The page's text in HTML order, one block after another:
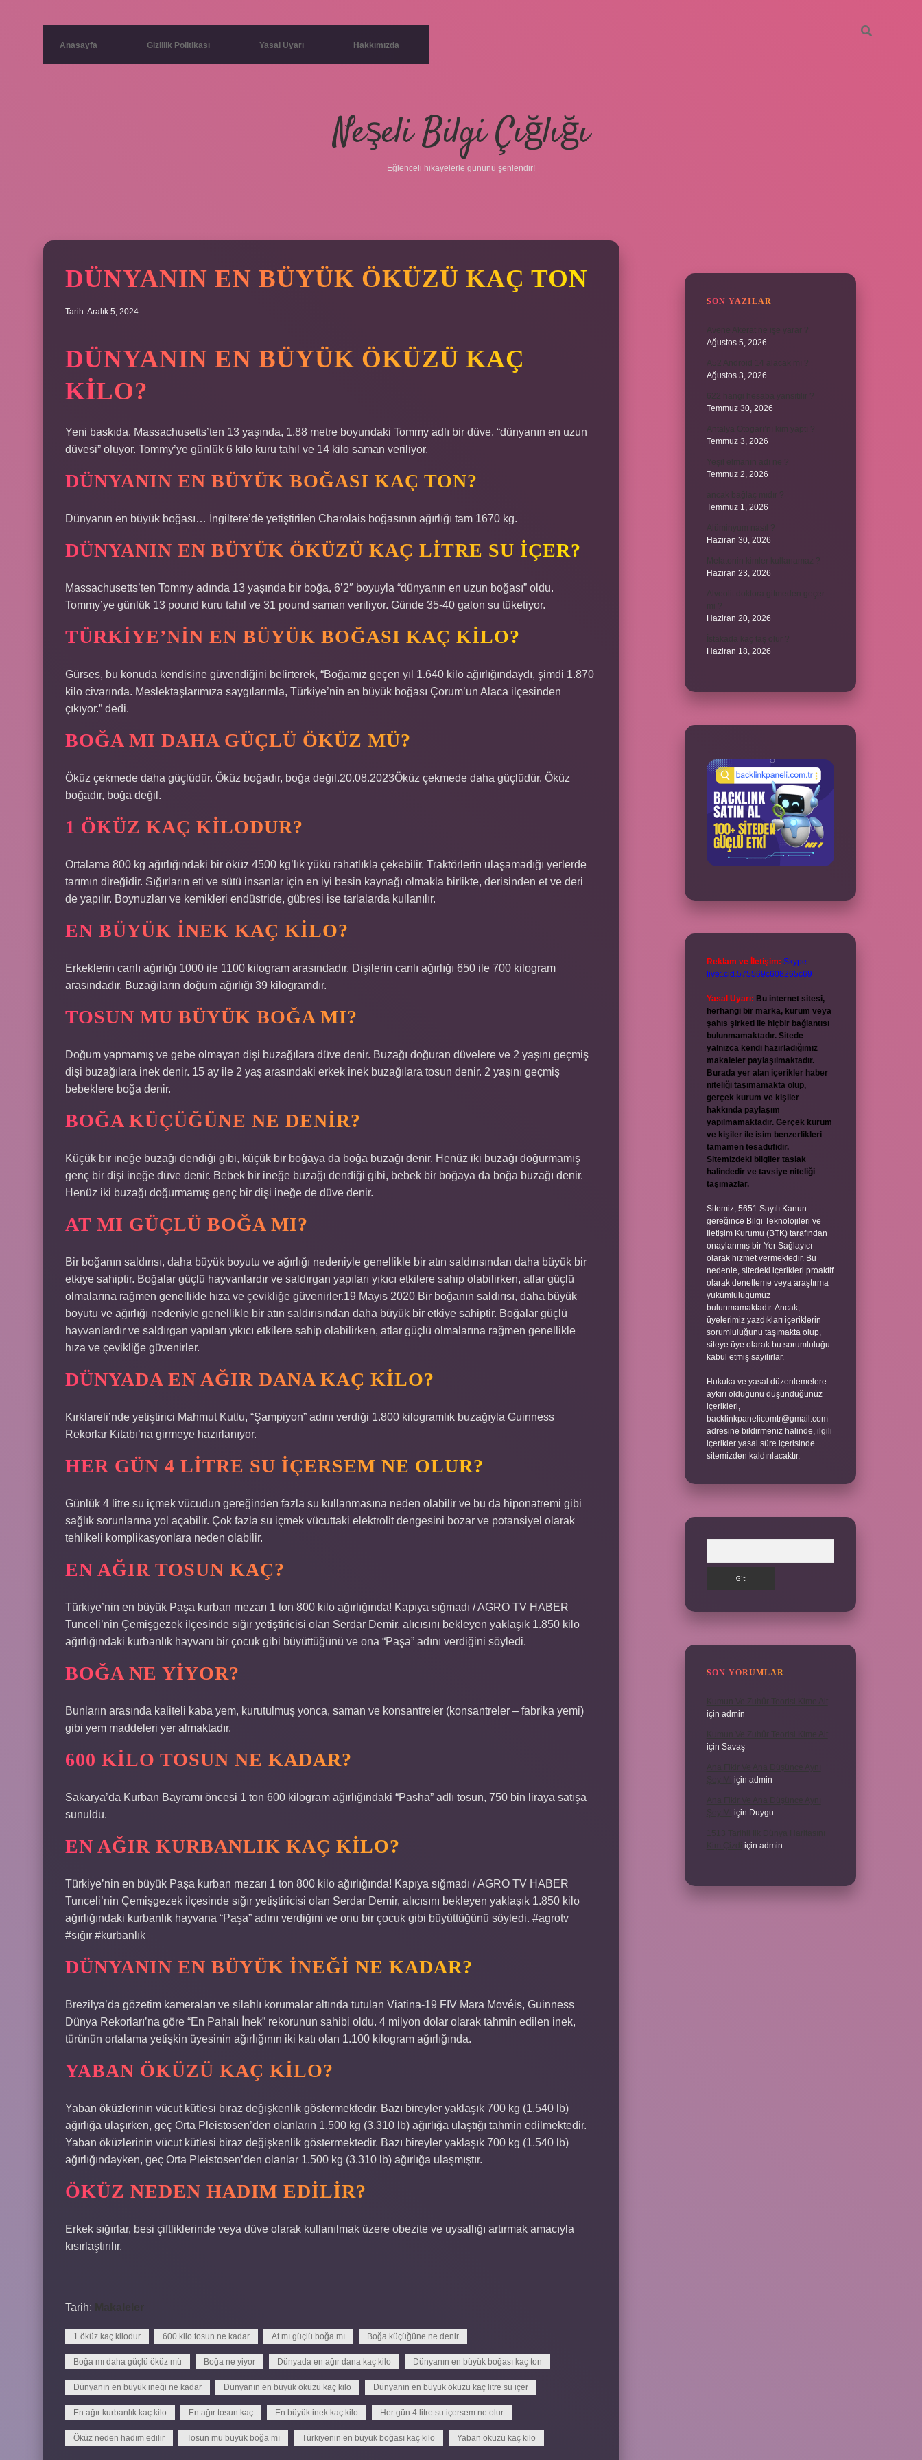
Anasayfa Gizlilik Politikası Yasal Uyarı Hakkımızda
Neşeli Bilgi Çığlığı
Eğlenceli hikayelerle gününü şenlendir!
DÜNYANIN EN BÜYÜK ÖKÜZÜ KAÇ TON
Tarih: Aralık 5, 2024
DÜNYANIN EN BÜYÜK ÖKÜZÜ KAÇ
KILO?
Yeni baskıda, Massachusetts’ten 13 yaşında, 1,88 metre boyundaki Tommy adlı bir düve, “dünyanın en uzun
düvesi” oluyor. Tommy’ye günlük 6 kilo kuru tahıl ve 14 kilo saman veriliyor.
DÜNYANIN EN BÜYÜK BOĞASI KAÇ TON?
Dünyanın en büyük boğası… İngiltere’de yetiştirilen Charolais boğasının ağırlığı tam 1670 kg.
DÜNYANIN EN BÜYÜK ÖKÜZÜ KAÇ LITRE SU IÇER?
Massachusetts’ten Tommy adında 13 yaşında bir boğa, 6’2″ boyuyla “dünyanın en uzun boğası” oldu.
Tommy’ye günlük 13 pound kuru tahıl ve 31 pound saman veriliyor. Günde 35-40 galon su tüketiyor.
TÜRKIYE’NIN EN BÜYÜK BOĞASI KAÇ KILO?
Gürses, bu konuda kendisine güvendiğini belirterek, “Boğamız geçen yıl 1.640 kilo ağırlığındaydı, şimdi 1.870
kilo civarında. Meslektaşlarımıza saygılarımla, Türkiye’nin en büyük boğası Çorum’un Alaca ilçesinden
çıkıyor.” dedi.
BOĞA MI DAHA GÜÇLÜ ÖKÜZ MÜ?
Öküz çekmede daha güçlüdür. Öküz boğadır, boğa değil.20.08.2023Öküz çekmede daha güçlüdür. Öküz
boğadır, boğa değil.
1 ÖKÜZ KAÇ KILODUR?
Ortalama 800 kg ağırlığındaki bir öküz 4500 kg’lık yükü rahatlıkla çekebilir. Traktörlerin ulaşamadığı yerlerde
tarımın direğidir. Sığırların eti ve sütü insanlar için en iyi besin kaynağı olmakla birlikte, derisinden et ve deri
de yapılır. Boynuzları ve kemikleri endüstride, gübresi ise tarlalarda kullanılır.
EN BÜYÜK INEK KAÇ KILO?
Erkeklerin canlı ağırlığı 1000 ile 1100 kilogram arasındadır. Dişilerin canlı ağırlığı 650 ile 700 kilogram
arasındadır. Buzağıların doğum ağırlığı 39 kilogramdır.
TOSUN MU BÜYÜK BOĞA MI?
Doğum yapmamış ve gebe olmayan dişi buzağılara düve denir. Buzağı doğuran düvelere ve 2 yaşını geçmiş
dişi buzağılara inek denir. 15 ay ile 2 yaş arasındaki erkek inek buzağılara tosun denir. 2 yaşını geçmiş
bebeklere boğa denir.
BOĞA KÜÇÜĞÜNE NE DENIR?
Küçük bir ineğe buzağı dendiği gibi, küçük bir boğaya da boğa buzağı denir. Henüz iki buzağı doğurmamış
genç bir dişi ineğe düve denir. Bebek bir ineğe buzağı dendiği gibi, bebek bir boğaya da boğa buzağı denir.
Henüz iki buzağı doğurmamış genç bir dişi ineğe de düve denir.
AT MI GÜÇLÜ BOĞA MI?
Bir boğanın saldırısı, daha büyük boyutu ve ağırlığı nedeniyle genellikle bir atın saldırısından daha büyük bir
etkiye sahiptir. Boğalar güçlü hayvanlardır ve saldırgan yapıları yıkıcı etkilere sahip olabilirken, atlar güçlü
olmalarına rağmen genellikle hıza ve çevikliğe güvenirler.19 Mayıs 2020 Bir boğanın saldırısı, daha büyük
boyutu ve ağırlığı nedeniyle genellikle bir atın saldırısından daha büyük bir etkiye sahiptir. Boğalar güçlü
hayvanlardır ve saldırgan yapıları yıkıcı etkilere sahip olabilirken, atlar güçlü olmalarına rağmen genellikle
hıza ve çevikliğe güvenirler.
DÜNYADA EN AĞIR DANA KAÇ KILO?
Kırklareli’nde yetiştirici Mahmut Kutlu, “Şampiyon” adını verdiği 1.800 kilogramlık buzağıyla Guinness
Rekorlar Kitabı’na girmeye hazırlanıyor.
HER GÜN 4 LITRE SU IÇERSEM NE OLUR?
Günlük 4 litre su içmek vücudun gereğinden fazla su kullanmasına neden olabilir ve bu da hiponatremi gibi
sağlık sorunlarına yol açabilir. Çok fazla su içmek vücuttaki elektrolit dengesini bozar ve potansiyel olarak
tehlikeli komplikasyonlara neden olabilir.
EN AĞIR TOSUN KAÇ?
Türkiye’nin en büyük Paşa kurban mezarı 1 ton 800 kilo ağırlığında! Kapıya sığmadı / AGRO TV HABER
Tunceli’nin Çemişgezek ilçesinde sığır yetiştiricisi olan Serdar Demir, alıcısını bekleyen yaklaşık 1.850 kilo
ağırlığındaki kurbanlık hayvanı bir çocuk gibi büyüttüğünü ve ona “Paşa” adını verdiğini söyledi.
BOĞA NE YIYOR?
Bunların arasında kaliteli kaba yem, kurutulmuş yonca, saman ve konsantreler (konsantreler – fabrika yemi)
gibi yem maddeleri yer almaktadır.
600 KILO TOSUN NE KADAR?
Sakarya’da Kurban Bayramı öncesi 1 ton 600 kilogram ağırlığındaki “Pasha” adlı tosun, 750 bin liraya satışa
sunuldu.
EN AĞIR KURBANLIK KAÇ KILO?
Türkiye’nin en büyük Paşa kurban mezarı 1 ton 800 kilo ağırlığında! Kapıya sığmadı / AGRO TV HABER
Tunceli’nin Çemişgezek ilçesinde sığır yetiştiricisi olan Serdar Demir, alıcısını bekleyen yaklaşık 1.850 kilo
ağırlığındaki kurbanlık hayvana “Paşa” adını verdiğini ve onu bir çocuk gibi büyüttüğünü söyledi. #agrotv
#sığır #kurbanlık
DÜNYANIN EN BÜYÜK INEĞI NE KADAR?
Brezilya’da gözetim kameraları ve silahlı korumalar altında tutulan Viatina-19 FIV Mara Movéis, Guinness
Dünya Rekorları’na göre “En Pahalı İnek” rekorunun sahibi oldu. 4 milyon dolar olarak tahmin edilen inek,
türünün ortalama yetişkin üyesinin ağırlığının iki katı olan 1.100 kilogram ağırlığında.
YABAN ÖKÜZÜ KAÇ KILO?
Yaban öküzlerinin vücut kütlesi biraz değişkenlik göstermektedir. Bazı bireyler yaklaşık 700 kg (1.540 lb)
ağırlığa ulaşırken, geç Orta Pleistosen’den olanların 1.500 kg (3.310 lb) ağırlığa ulaştığı tahmin edilmektedir.
Yaban öküzlerinin vücut kütlesi biraz değişkenlik göstermektedir. Bazı bireyler yaklaşık 700 kg (1.540 lb)
ağırlığındayken, geç Orta Pleistosen’den olanlar 1.500 kg (3.310 lb) ağırlığa ulaşmıştır.
ÖKÜZ NEDEN HADIM EDILIR?
Erkek sığırlar, besi çiftliklerinde veya düve olarak kullanılmak üzere obezite ve uysallığı artırmak amacıyla
kısırlaştırılır.
Tarih: Makaleler
1 öküz kaç kilodur 600 kilo tosun ne kadar At mı güçlü boğa mı Boğa küçüğüne ne denir
Boğa mı daha güçlü öküz mü Boğa ne yiyor Dünyada en ağır dana kaç kilo Dünyanın en büyük boğası kaç ton
Dünyanın en büyük ineği ne kadar Dünyanın en büyük öküzü kaç kilo Dünyanın en büyük öküzü kaç litre su içer
En ağır kurbanlık kaç kilo En ağır tosun kaç En büyük inek kaç kilo Her gün 4 litre su içersem ne olur
Öküz neden hadım edilir Tosun mu büyük boğa mı Türkiyenin en büyük boğası kaç kilo Yaban öküzü kaç kilo
SON YAZILAR
Avene Akerat ne işe yarar ?
Ağustos 5, 2026
A52 Android 14 alacak mı ?
Ağustos 3, 2026
622 hangi hesaba yansıtılır ?
Temmuz 30, 2026
Antalya Otogarı’nı kim yaptı ?
Temmuz 3, 2026
Temmuz 2, 2026
ancak bağlaç mıdır ?
Temmuz 1, 2026
Haziran 30, 2026
Haziran 23, 2026
Haziran 20, 2026
Haziran 18, 2026
Reklam ve İletişim: Skype:
live:.cid.575569c608265c69
Yasal Uyarı: Bu internet sitesi,
herhangi bir marka, kurum veya
şahıs şirketi ile hiçbir bağlantısı
bulunmamaktadır. Sitede
yalnızca kendi hazırladığımız
makaleler paylaşılmaktadır.
Burada yer alan içerikler haber
niteliği taşımamakta olup,
gerçek kurum ve kişiler
hakkında paylaşım
yapılmamaktadır. Gerçek kurum
ve kişiler ile isim benzerlikleri
tamamen tesadüfidir.
Sitemizdeki bilgiler taslak
halindedir ve tavsiye niteliği
taşımazlar.
Sitemiz, 5651 Sayılı Kanun
gereğince Bilgi Teknolojileri ve
İletişim Kurumu (BTK) tarafından
onaylanmış bir Yer Sağlayıcı
olarak hizmet vermektedir. Bu
nedenle, sitedeki içerikleri proaktif
olarak denetleme veya araştırma
yükümlülüğümüz
bulunmamaktadır. Ancak,
üyelerimiz yazdıkları içeriklerin
sorumluluğunu taşımakta olup,
siteye üye olarak bu sorumluluğu
kabul etmiş sayılırlar.
Hukuka ve yasal düzenlemelere
aykırı olduğunu düşündüğünüz
içerikleri,
backlinkpanelicomtr@gmail.com
adresine bildirmeniz halinde, ilgili
içerikler yasal süre içerisinde
sitemizden kaldırılacaktır.
SON YORUMLAR
için admin
için Savaş
için admin
için Duygu
için admin